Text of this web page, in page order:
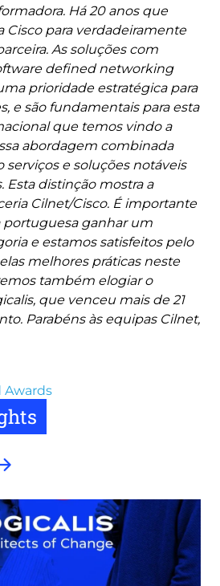
Há 20 anos que
Cisco para verdadeiramente
As soluções com
defined networking
prioridade estratégica para
e são fundamentais para esta
que temos vindo a
abordagem combinada
e soluções notáveis
Esta distinção mostra a
Cilnet/Cisco. É importante
portuguesa ganhar um
e estamos satisfeitos pelo
melhores práticas neste
também elogiar o
que venceu mais de 21
Parabéns às equipas Cilnet,
Awards